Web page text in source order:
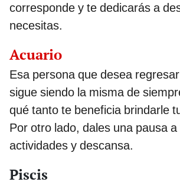
corresponde y te dedicarás a
necesitas.
Acuario
Esa persona que desea
sigue siendo la misma de
qué tanto te beneficia brindarle
Por otro lado, dales una pausa a
actividades y descansa.
Piscis